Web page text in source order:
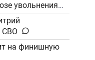
увольнения
СВО
на финишную